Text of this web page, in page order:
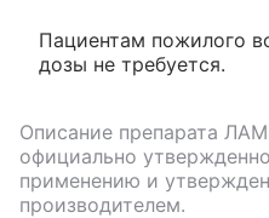
Пациентам пожилого
дозы не требуется.
Описание препарата
официально
применению и
производителем.